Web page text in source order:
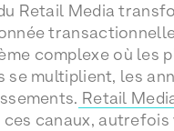
Retail Media
complexe où les
se multiplient, les
Retail
ces canaux,